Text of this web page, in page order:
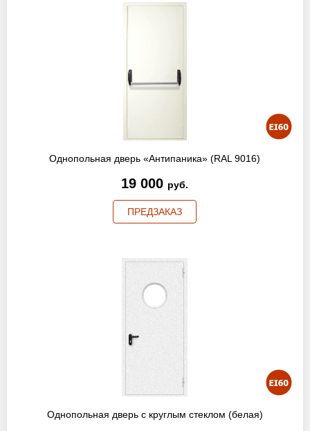
Однопольная дверь «Антипаника» (RAL 9016)
19 000 руб.
ПРЕДЗАКАЗ
Однопольная дверь с круглым стеклом (белая)